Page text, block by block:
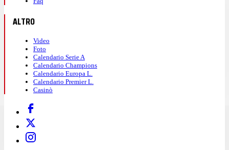
ALTRO
Video
Foto
Calendario Serie A
Calendario Champions
Calendario Europa L.
Calendario Premier L.
Casinò